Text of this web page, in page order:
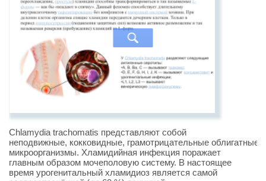
Chlamydia trachomatis представляют собой
неподвижные, кокковидные, грамотрицательные облигатные
микроорганизмы. Хламидийная инфекция поражает
главным образом мочеполовую систему. В настоящее
время урогенитальный хламидиоз является самой